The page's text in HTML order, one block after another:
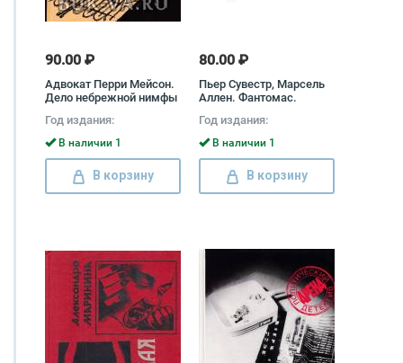
90.00 ₽
Адвокат Перри Мейсон.
Дело небрежной нимфы
Год издания:
В наличии 1
В корзину
80.00 ₽
Пьер Сувестр, Марсель
Аллен. Фантомас.
Стиман. Приговоренный
умирает в пять
Станислас-Андре
Стееман, Пьер Сувестр,
Марсель Аллен
Год издания:
В наличии 1
В корзину